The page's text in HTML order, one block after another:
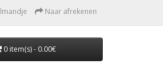
Naar afrekenen
0 item(s) - 0.00€